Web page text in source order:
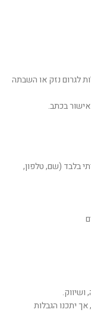
לגרום נזק או השבתה
בכתב.
בלבד (שם, טלפון,
יתכנו הגבלות